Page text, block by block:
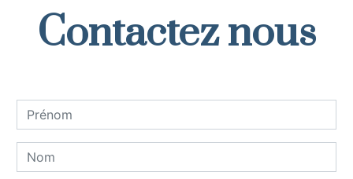
Contactez nous